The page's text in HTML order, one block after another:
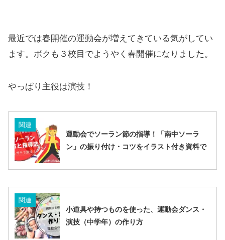
最近では春開催の運動会が増えてきている気がしてい
ます。ボクも３校目でようやく春開催になりました。
やっぱり主役は演技！
関連
運動会でソーラン節の指導！「南中ソーラ
ン」の振り付け・コツをイラスト付き資料で
関連
小道具や持つものを使った、運動会ダンス・
演技（中学年）の作り方